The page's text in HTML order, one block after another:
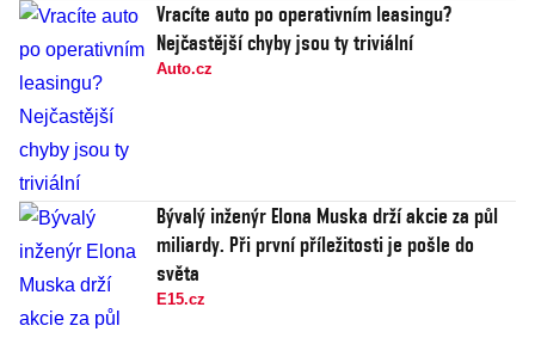
Vracíte auto po operativním leasingu?
Nejčastější chyby jsou ty triviální
Auto.cz
Bývalý inženýr Elona Muska drží akcie za půl
miliardy. Při první příležitosti je pošle do
světa
E15.cz